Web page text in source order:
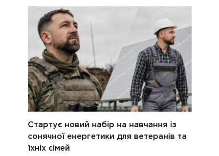
Стартує новий набір на навчання із
сонячної енергетики для ветеранів та
їхніх сімей